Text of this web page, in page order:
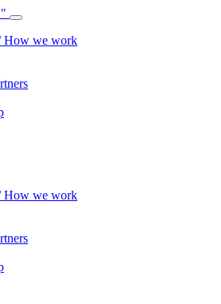
we work
we work